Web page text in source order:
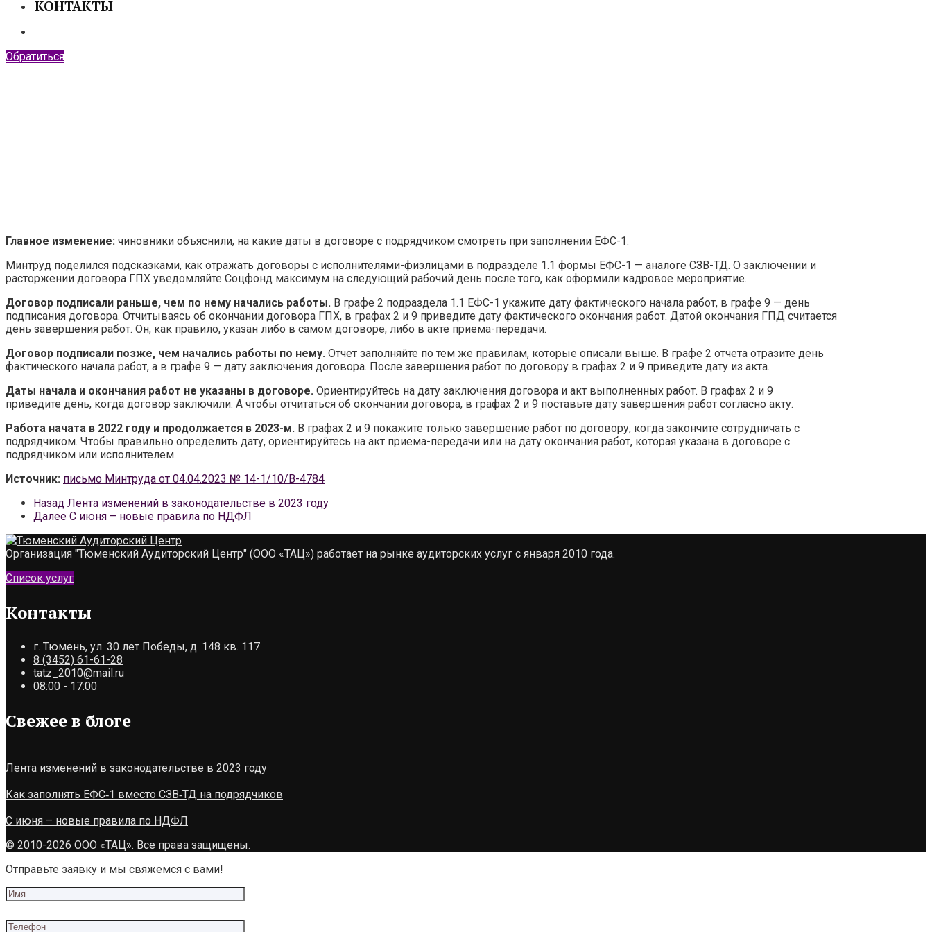
КОНТАКТЫ
Обратиться
Главное изменение: чиновники объяснили, на какие даты в договоре с подрядчиком смотреть при заполнении ЕФС-1.
Минтруд поделился подсказками, как отражать договоры с исполнителями-физлицами в подразделе 1.1 формы ЕФС-1 — аналоге СЗВ-ТД. О заключении и
расторжении договора ГПХ уведомляйте Соцфонд максимум на следующий рабочий день после того, как оформили кадровое мероприятие.
Договор подписали раньше, чем по нему начались работы. В графе 2 подраздела 1.1 ЕФС-1 укажите дату фактического начала работ, в графе 9 — день
подписания договора. Отчитываясь об окончании договора ГПХ, в графах 2 и 9 приведите дату фактического окончания работ. Датой окончания ГПД считается
день завершения работ. Он, как правило, указан либо в самом договоре, либо в акте приема-передачи.
Договор подписали позже, чем начались работы по нему. Отчет заполняйте по тем же правилам, которые описали выше. В графе 2 отчета отразите день
фактического начала работ, а в графе 9 — дату заключения договора. После завершения работ по договору в графах 2 и 9 приведите дату из акта.
Даты начала и окончания работ не указаны в договоре. Ориентируйтесь на дату заключения договора и акт выполненных работ. В графах 2 и 9
приведите день, когда договор заключили. А чтобы отчитаться об окончании договора, в графах 2 и 9 поставьте дату завершения работ согласно акту.
Работа начата в 2022 году и продолжается в 2023-м. В графах 2 и 9 покажите только завершение работ по договору, когда закончите сотрудничать с
подрядчиком. Чтобы правильно определить дату, ориентируйтесь на акт приема-передачи или на дату окончания работ, которая указана в договоре с
подрядчиком или исполнителем.
Источник: письмо Минтруда от 04.04.2023 № 14-1/10/В-4784
Назад Лента изменений в законодательстве в 2023 году
Далее С июня – новые правила по НДФЛ
Организация "Тюменский Аудиторский Центр" (ООО «ТАЦ») работает на рынке аудиторских услуг с января 2010 года.
Список услуг
Контакты
г. Тюмень, ул. 30 лет Победы, д. 148 кв. 117
8 (3452) 61-61-28
tatz_2010@mail.ru
08:00 - 17:00
Свежее в блоге
Лента изменений в законодательстве в 2023 году
Как заполнять ЕФС‑1 вместо СЗВ‑ТД на подрядчиков
С июня – новые правила по НДФЛ
© 2010-2026 ООО «ТАЦ». Все права защищены.
Отправьте заявку и мы свяжемся с вами!